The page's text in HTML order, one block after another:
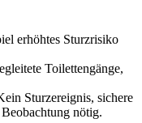
erhöhtes Sturzrisiko
Toilettengänge,
Sturzereignis, sichere
nötig.